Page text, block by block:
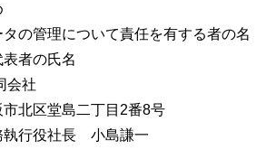
の管理について責任を有する者の名
者の氏名
会社
北区堂島二丁目2番8号
執行役社長 小島謙一